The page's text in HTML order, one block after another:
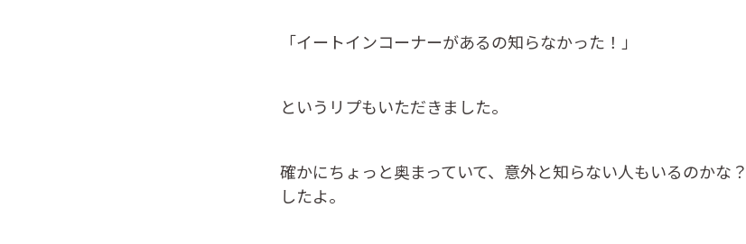
「イートインコーナーがあるの知らなかった！」
というリプもいただきました。
確かにちょっと奥まっていて、意外と知らない人もいるのかな
したよ。